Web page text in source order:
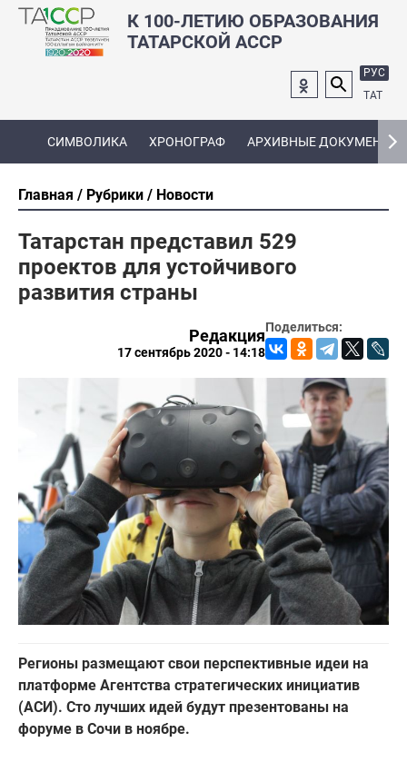
К 100-ЛЕТИЮ ОБРАЗОВАНИЯ
ТАТАРСКОЙ АССР
РУС
ТАТ
СИМВОЛИКА ХРОНОГРАФ АРХИВНЫЕ ДОКУМЕНТЫ
Главная Рубрики Новости
Татарстан представил 529
проектов для устойчивого
развития страны
Поделиться:
Редакция
17 сентябрь 2020 - 14:18
Регионы размещают свои перспективные идеи на
платформе Агентства стратегических инициатив
(АСИ). Сто лучших идей будут презентованы на
форуме в Сочи в ноябре.